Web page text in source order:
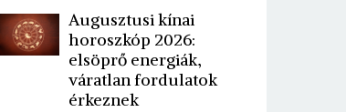
Augusztusi kínai
horoszkóp 2026:
elsöprő energiák,
váratlan fordulatok
érkeznek